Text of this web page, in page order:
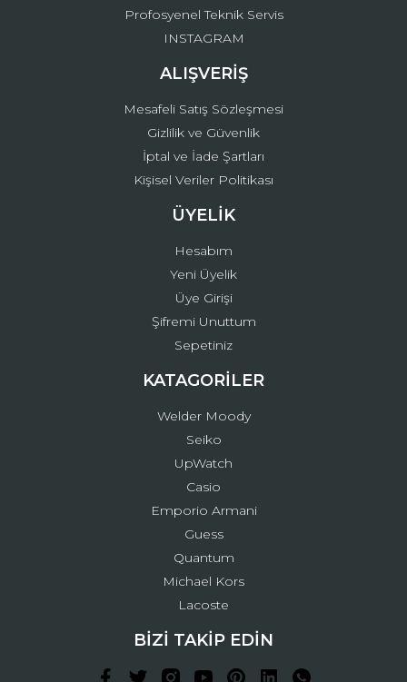
Profosyenel Teknik Servis
INSTAGRAM
ALIŞVERİŞ
Mesafeli Satış Sözleşmesi
Gizlilik ve Güvenlik
İptal ve İade Şartları
Kişisel Veriler Politikası
ÜYELİK
Hesabım
Yeni Üyelik
Üye Girişi
Şifremi Unuttum
Sepetiniz
KATAGORİLER
Welder Moody
Seiko
UpWatch
Casio
Emporio Armani
Guess
Quantum
Michael Kors
Lacoste
BİZİ TAKİP EDİN